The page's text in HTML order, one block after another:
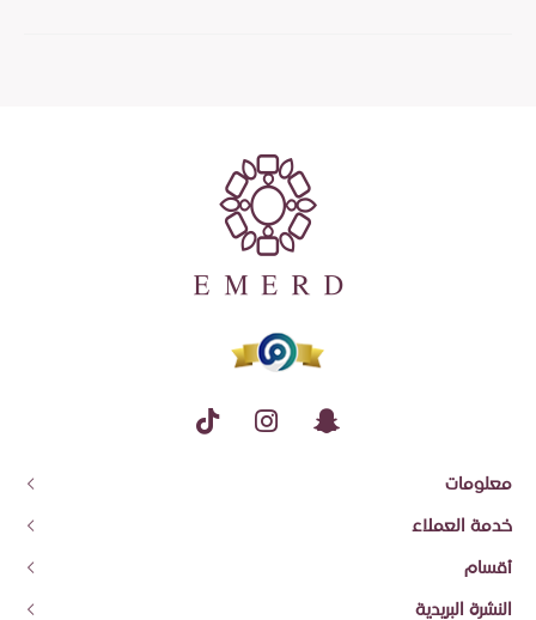
معلومات
شروط الاستخدام والضمان
خدمة العملاء
تتبع الطلب
أقسام
النشرة البريدية